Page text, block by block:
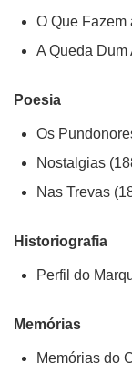
O Que Fazem
A Queda Dum
Poesia
Os
Nostalgias
Nas Trevas
Historiografia
Perfil do
Memórias
Memórias do